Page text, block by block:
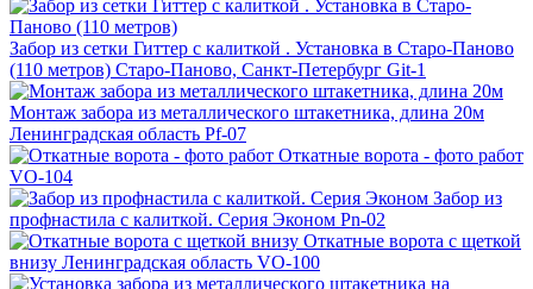
Забор из сетки Гиттер с калиткой . Установка в Старо-Паново
(110 метров) Старо-Паново, Санкт-Петербург Git-1
Монтаж забора из металлического штакетника, длина 20м
Ленинградская область Pf-07
Откатные ворота - фото работ
VO-104
Забор из
профнастила с калиткой. Серия Эконом Pn-02
Откатные ворота с щеткой
внизу Ленинградская область VO-100